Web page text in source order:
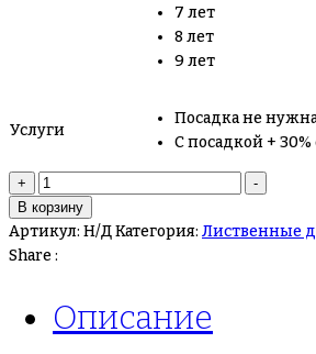
7 лет
8 лет
9 лет
Услуги
Посадка не
С посадкой +
+
Количество
товара
Клён
-
В корзину
Артикул: Н/ДКатегория: Лиственные
Share :
Описание